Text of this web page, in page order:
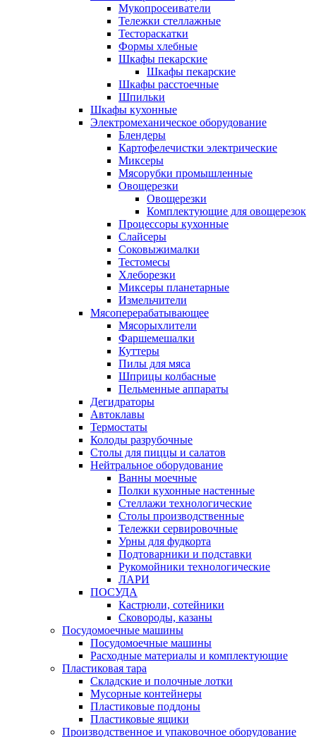
Мукопросеиватели
Тележки стеллажные
Тестораскатки
Формы хлебные
Шкафы пекарские
Шкафы пекарские
Шкафы расстоечные
Шпильки
Шкафы кухонные
Электромеханическое оборудование
Блендеры
Картофелечистки электрические
Миксеры
Мясорубки промышленные
Овощерезки
Овощерезки
Комплектующие для овощерезок
Процессоры кухонные
Слайсеры
Соковыжималки
Тестомесы
Хлеборезки
Миксеры планетарные
Измельчители
Мясоперерабатывающее
Мясорыхлители
Фаршемешалки
Куттеры
Пилы для мяса
Шприцы колбасные
Пельменные аппараты
Дегидраторы
Автоклавы
Термостаты
Колоды разрубочные
Столы для пиццы и салатов
Нейтральное оборудование
Ванны моечные
Полки кухонные настенные
Стеллажи технологические
Столы производственные
Тележки сервировочные
Урны для фудкорта
Подтоварники и подставки
Рукомойники технологические
ЛАРИ
ПОСУДА
Кастрюли, сотейники
Сковороды, казаны
Посудомоечные машины
Посудомоечные машины
Расходные материалы и комплектующие
Пластиковая тара
Складские и полочные лотки
Мусорные контейнеры
Пластиковые поддоны
Пластиковые ящики
Производственное и упаковочное оборудование